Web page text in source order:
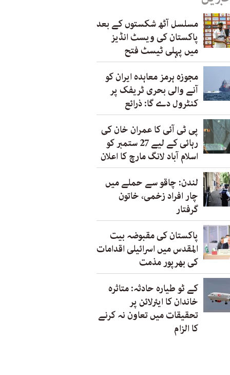
مسلسل آٹھ شکستوں کے بعد
پاکستان کی ویسٹ انڈیز
میں پہلی ٹیسٹ فتح
مجوزہ ہرمز معاہدہ ایران کو
آنے والی بحری ٹریفک پر
کنٹرول دے گا: ذرائع
پی ٹی آئی کا عمران خان کی
رہائی کے لیے 27 ستمبر کو
اسلام آباد لانگ مارچ کا اعلان
لندن: چاقو سے حملے میں
چار افراد زخمی، خاتون
گرفتار
پاکستان کی مقبوضہ بیت
المقدس میں اسرائیلی اقدامات
کی بھرپور مذمت
کے ٹو طیارہ حادثہ: متاثرہ
خاندان کا ایئرلائن پر
تحقیقات میں تعاون نہ کرنے
کا الزام